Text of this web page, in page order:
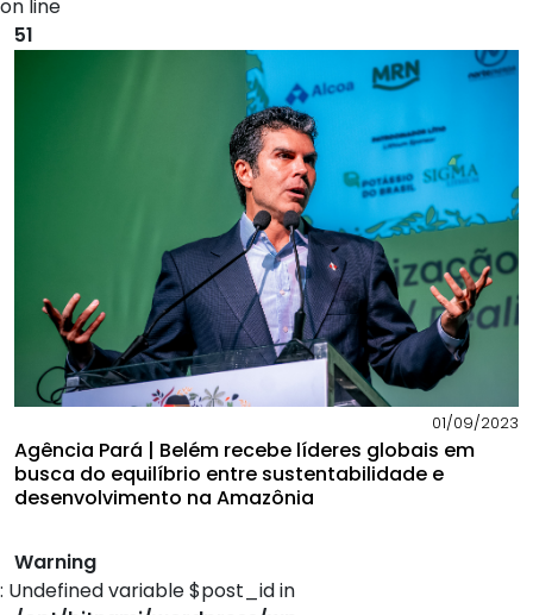
on line
51
01/09/2023
Agência Pará | Belém recebe líderes globais em
busca do equilíbrio entre sustentabilidade e
desenvolvimento na Amazônia
Warning
: Undefined variable $post_id in